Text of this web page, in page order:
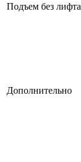
Подъем без
Дополнительно